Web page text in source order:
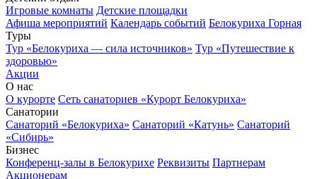
Игровые комнаты Детские площадки
Афиша мероприятий Календарь событий Белокуриха Горная
Туры
Тур «Белокуриха — сила источников» Тур «Путешествие к
здоровью»
Акции
О нас
О курорте Сеть санаториев «Курорт Белокуриха»
Санатории
Санаторий «Белокуриха» Санаторий «Катунь» Санаторий
«Сибирь»
Бизнес
Конференц-залы в Белокурихе Реквизиты Партнерам
Акционерам